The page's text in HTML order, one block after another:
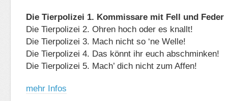
Die Tierpolizei 1. Kommissare mit Fell und Feder
Die Tierpolizei 2. Ohren hoch oder es knallt!
Die Tierpolizei 3. Mach nicht so ‘ne Welle!
Die Tierpolizei 4. Das könnt ihr euch abschminken!
Die Tierpolizei 5. Mach’ dich nicht zum Affen!
mehr Infos